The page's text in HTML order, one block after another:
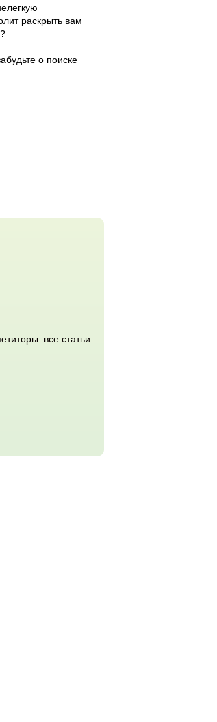
раскрыть вам
о поиске
все статьи